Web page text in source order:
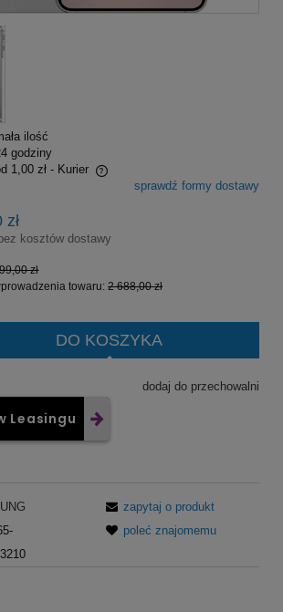
ilość
godziny
1,00 zł - Kurier
ewentualnych kosztów płatnościsprawdź formy dostawy
kosztów dostawy
zł
towaru: 2 688,00 zł
DO KOSZYKA
dodaj do przechowalni
Leasingu
zapytaj o produkt
poleć znajomemu